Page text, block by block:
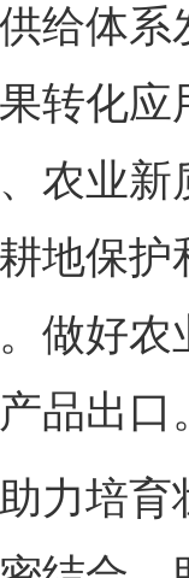
给体
转化
农业
地保
做好农
品出口
培育